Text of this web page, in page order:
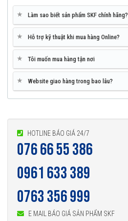
★ Làm sao biết sản phẩm SKF chính hãng?
★ Hỗ trợ kỹ thuật khi mua hàng Online?
★ Tôi muốn mua hàng tận nơi
★ Website giao hàng trong bao lâu?
HOTLINE BÁO GIÁ 24/7
076 66 55 386
0961 633 389
0763 356 999
E MAIL BÁO GIÁ SẢN PHẨM SKF